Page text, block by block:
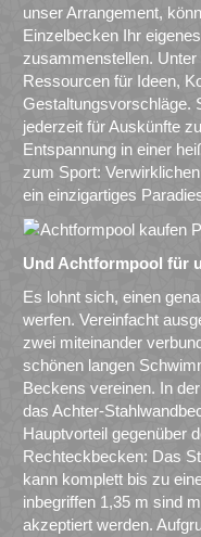
unser Arrangement,
Einzelbecken Ihr
zusammenstellen.
Ressourcen für Ideen,
Gestaltungsvorschläge.
jederzeit für Auskünfte
Entspannung in einer
zum Sport:
ein einzigartiges
Und Achtformpool für
Es lohnt sich, einen
werfen. Vereinfacht
zwei miteinander
schönen langen
Beckens vereinen. In
das Achter-
Hauptvorteil gegenüber
Rechteckbecken: Das
kann komplett bis zu
inbegriffen 1,35 m sind
akzeptiert werden.